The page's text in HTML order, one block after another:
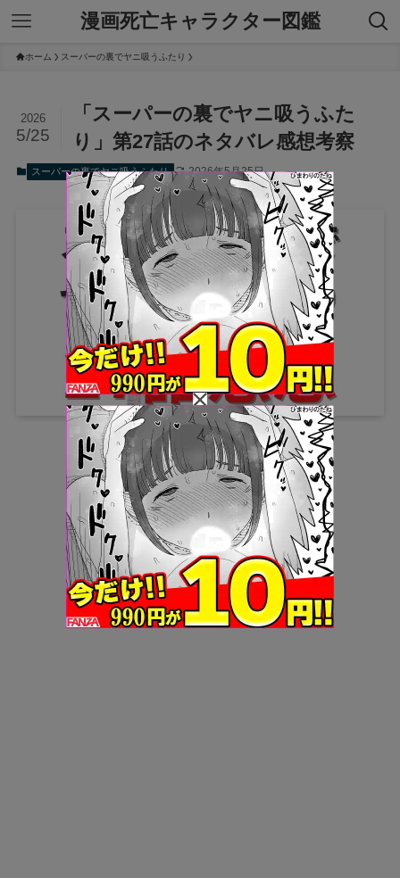
漫画死亡キャラクター図鑑
ホーム スーパーの裏でヤニ吸うふたり
「スーパーの裏でヤニ吸うふた
り」第27話のネタバレ感想考察
2026
5/25
スーパーの裏でヤニ吸うふたり 2026年5月25日